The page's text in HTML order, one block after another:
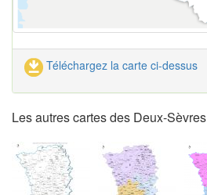
Téléchargez la carte ci-dessus
Les autres cartes des Deux-Sèvres